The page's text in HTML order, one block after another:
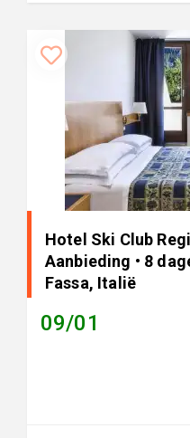
Hotel Ski Club
Aanbieding • 8
Fassa, Italië
09/01